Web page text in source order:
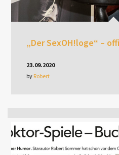
„Der SexOH!loge“ –
23.09.2020
by Robert
Jetzt bestellen!
01.01.2018